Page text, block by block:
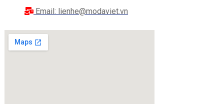
Cổ áo đồng phục sơ mi nữ ngắn tay Kids Plaza
Sử dụng tông màu chủ đạo là màu xanh lam, cũng
Email: lienhe@modaviet.vn